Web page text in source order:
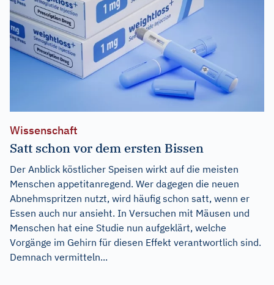
Wissenschaft
Satt schon vor dem ersten Bissen
Der Anblick köstlicher Speisen wirkt auf die meisten
Menschen appetitanregend. Wer dagegen die neuen
Abnehmspritzen nutzt, wird häufig schon satt, wenn er
Essen auch nur ansieht. In Versuchen mit Mäusen und
Menschen hat eine Studie nun aufgeklärt, welche
Vorgänge im Gehirn für diesen Effekt verantwortlich sind.
Demnach vermitteln...